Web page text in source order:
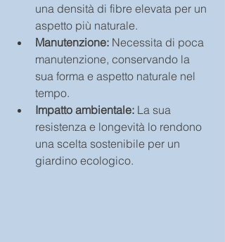
una densità di fibre elevata per un
aspetto più naturale.
Manutenzione: Necessita di poca
manutenzione, conservando la
sua forma e aspetto naturale nel
tempo.
Impatto ambientale: La sua
resistenza e longevità lo rendono
una scelta sostenibile per un
giardino ecologico.